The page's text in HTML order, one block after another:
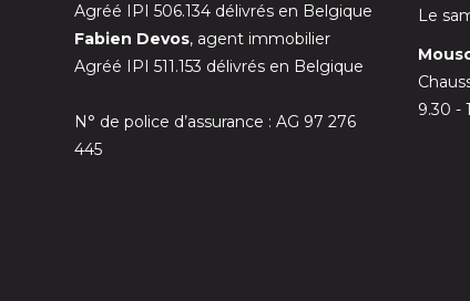
Agréé IPI 506.134 délivrés en Belgique
Fabien Devos, agent immobilier
Agréé IPI 511.153 délivrés en Belgique
N° de police d’assurance : AG 97 276
445
Le
9.30 -